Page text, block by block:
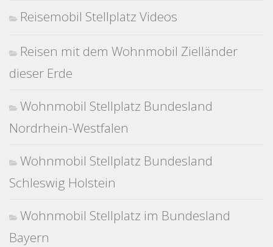
Reisemobil Stellplatz Videos
Reisen mit dem Wohnmobil Zielländer
dieser Erde
Wohnmobil Stellplatz Bundesland
Nordrhein-Westfalen
Wohnmobil Stellplatz Bundesland
Schleswig Holstein
Wohnmobil Stellplatz im Bundesland
Bayern